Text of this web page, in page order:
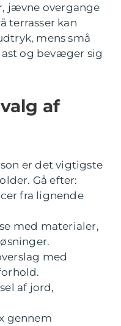
jævne overgange
terrasser kan
mens små
og bevæger sig
af
er det vigtigste
Gå efter:
fra lignende
med materialer,
med
af jord,
gennem